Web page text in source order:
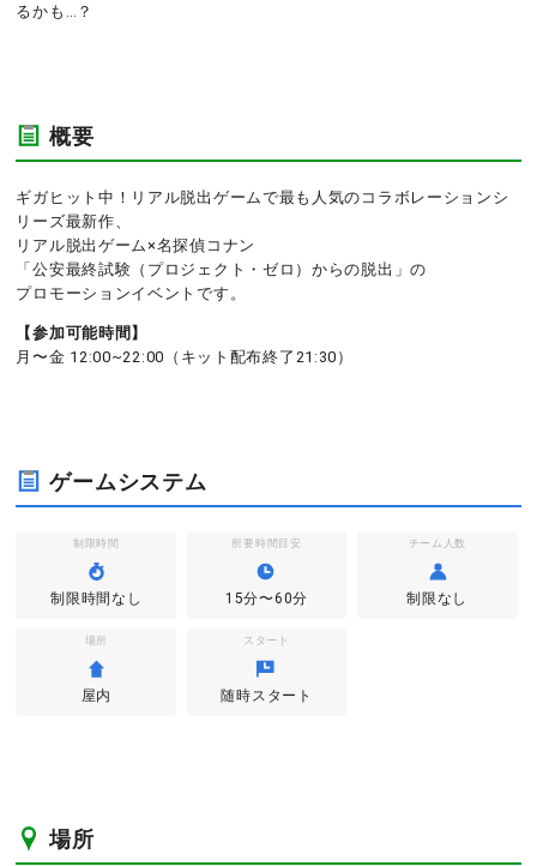
るかも…？
概要
ギガヒット中！リアル脱出ゲームで最も人気のコラボレーションシ
リーズ最新作、
リアル脱出ゲーム×名探偵コナン
「公安最終試験（プロジェクト・ゼロ）からの脱出」の
プロモーションイベントです。
【参加可能時間】
月〜金 12:00~22:00（キット配布終了21:30）
ゲームシステム
制限時間
制限時間なし
所要時間目安
15分〜60分
チーム人数
制限なし
場所
屋内
スタート
随時スタート
場所